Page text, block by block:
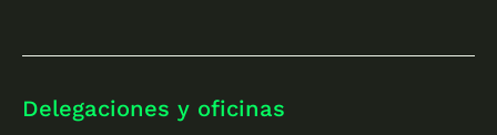
Delegaciones y oficinas